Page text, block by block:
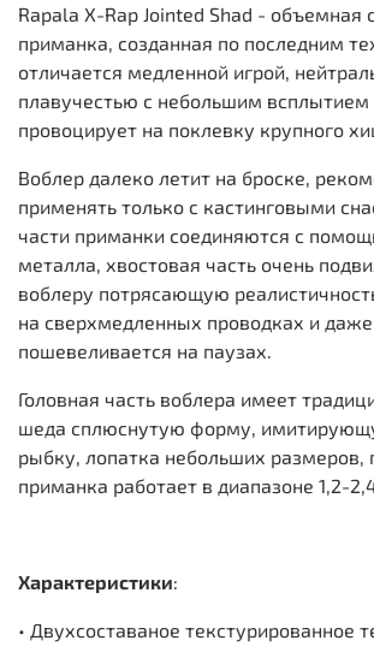
Rapala X-Rap Jointed Shad - объемная
приманка, созданная по последним
отличается медленной игрой,
плавучестью с небольшим всплытием
провоцирует на поклевку крупного
Воблер далеко летит на броске,
применять только с кастинговыми
части приманки соединяются с
металла, хвостовая часть очень
воблеру потрясающую
на сверхмедленных проводках и даже
пошевеливается на паузах.
Головная часть воблера имеет
шеда сплюснутую форму,
рыбку, лопатка небольших размеров,
приманка работает в диапазоне 1,2-
Характеристики:
• Двухсоставаное текстурированное